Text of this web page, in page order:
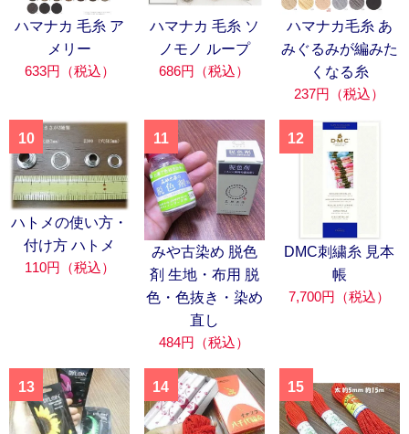
ハマナカ 毛糸 ア
メリー
633円（税込）
ハマナカ 毛糸 ソ
ノモノ ループ
686円（税込）
ハマナカ毛糸 あ
みぐるみが編みた
くなる糸
237円（税込）
10
ハトメの使い方・
付け方 ハトメ
110円（税込）
11
みや古染め 脱色
剤 生地・布用 脱
色・色抜き・染め
直し
484円（税込）
12
DMC刺繍糸 見本
帳
7,700円（税込）
13 14 15